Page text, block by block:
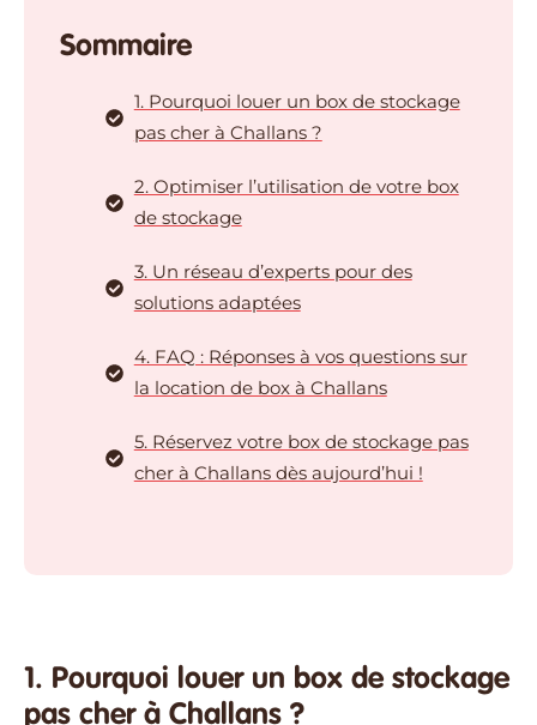
Sommaire
1. Pourquoi louer un box de stockage
pas cher à Challans ?
2. Optimiser l’utilisation de votre box
de stockage
3. Un réseau d’experts pour des
solutions adaptées
4. FAQ : Réponses à vos questions sur
la location de box à Challans
5. Réservez votre box de stockage pas
cher à Challans dès aujourd’hui !
1. Pourquoi louer un box de stockage
pas cher à Challans ?